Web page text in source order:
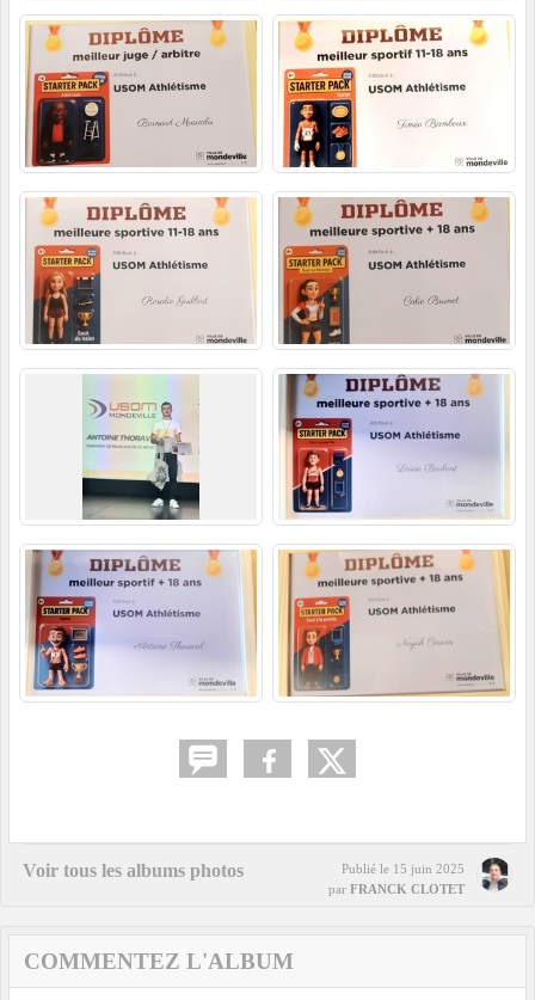
Voir tous les albums photos Publié le 15 juin 2025
par FRANCK CLOTET
COMMENTEZ L'ALBUM